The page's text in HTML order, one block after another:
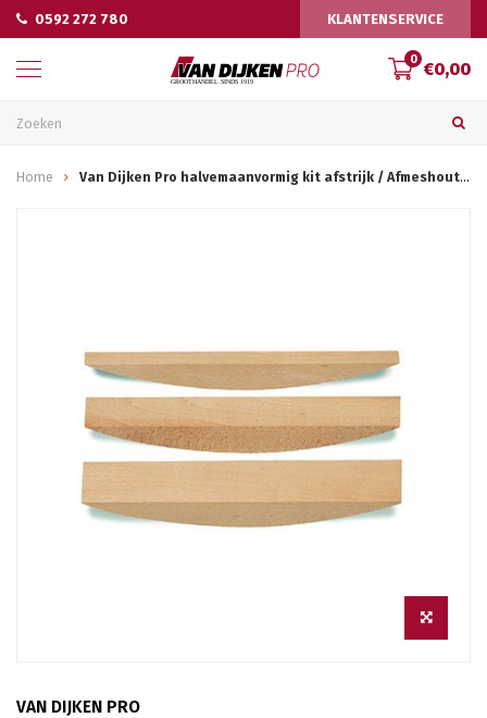
0592 272 780 KLANTENSERVICE
0 €0,00
Home Van Dijken Pro halvemaanvormig kit afstrijk / Afmeshoutje
VAN DIJKEN PRO